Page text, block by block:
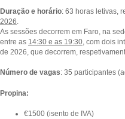
Duração e horário: 63 horas letivas,
2026
As sessões decorrem em Faro, na
entre as 14:30 e as 19:30 , com dois
de 2026, que decorrem,
Número de vagas: 35 participantes
Propina:
€1500 (isento de IVA)